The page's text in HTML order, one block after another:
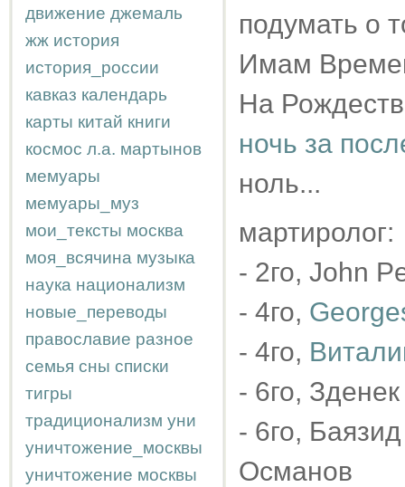
движение джемаль
жж история
история_россии
кавказ календарь
карты китай книги
космос л.а. мартынов
мемуары
мемуары_муз
мои_тексты москва
моя_всячина музыка
наука национализм
новые_переводы
православие разное
семья сны списки
тигры
традиционализм уни
уничтожение_москвы
уничтожение москвы
подумать о
Имам
На
ночь за
ноль...
мартиролог:
- 2го, John
- 4го,
- 4го,
- 6го,
- 6го,
Османов